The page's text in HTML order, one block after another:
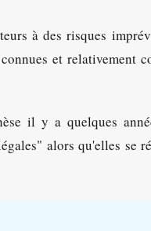
à des risques
et relativement
il y a quelques
alors qu'elles se